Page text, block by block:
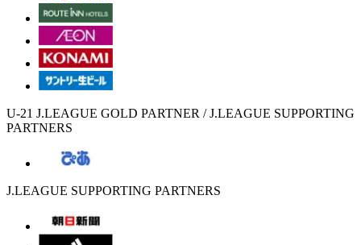
U-21 J.LEAGUE GOLD PARTNER / J.LEAGUE SUPPORTING
PARTNERS
J.LEAGUE SUPPORTING PARTNERS